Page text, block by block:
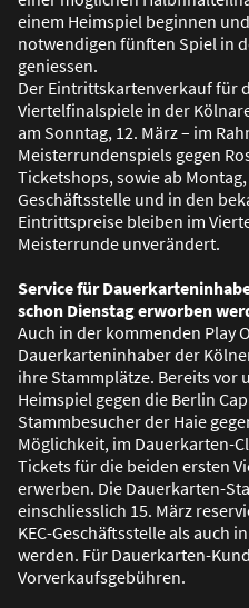
einem Heimspiel beginnen
notwendigen fünften Spiel in
geniessen.
Der Eintrittskartenverkauf für
Viertelfinalspiele in der
am Sonntag, 12. März – im
Meisterrundenspiels gegen
Ticketshops, sowie ab Montag,
Geschäftsstelle und in den
Eintrittspreise bleiben im
Meisterrunde unverändert.
Service für
schon Dienstag erworben
Auch in der kommenden Play
Dauerkarteninhaber der
ihre Stammplätze. Bereits vor
Heimspiel gegen die Berlin
Stammbesucher der Haie
Möglichkeit, im Dauerkarten-
Tickets für die beiden ersten
erwerben. Die Dauerkarten-
einschliesslich 15. März
KEC-Geschäftsstelle als auch
werden. Für Dauerkarten-
Vorverkaufsgebühren.